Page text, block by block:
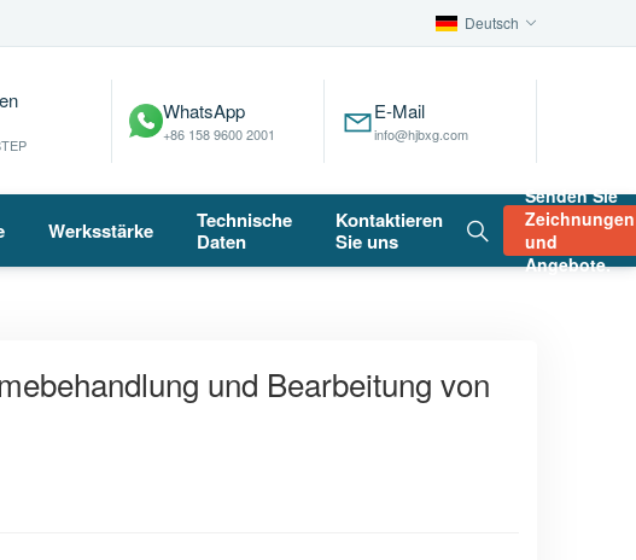
Deutsch
WhatsApp
+86 158 9600 2001
E-Mail
info@hjbxg.com
Werksstärke
Technische
Daten
Kontaktieren
Sie uns
Senden Sie
Zeichnungen
und
Angebote.
und Bearbeitung von